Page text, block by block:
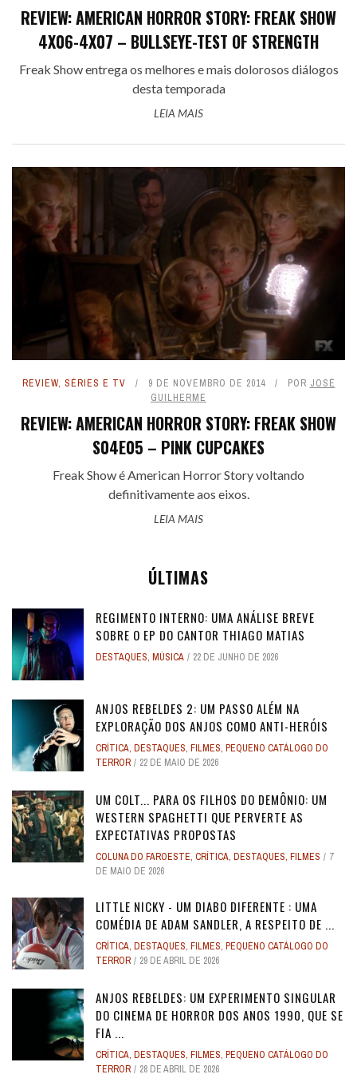
REVIEW: AMERICAN HORROR STORY: FREAK SHOW
4X06-4X07 – BULLSEYE-TEST OF STRENGTH
Freak Show entrega os melhores e mais dolorosos diálogos
desta temporada
LEIA MAIS
REVIEW, SÉRIES E TV 9 DE NOVEMBRO DE 2014 POR JOSÉ
GUILHERME
REVIEW: AMERICAN HORROR STORY: FREAK SHOW
S04E05 – PINK CUPCAKES
Freak Show é American Horror Story voltando
definitivamente aos eixos.
LEIA MAIS
ÚLTIMAS
REGIMENTO INTERNO: UMA ANÁLISE BREVE
SOBRE O EP DO CANTOR THIAGO MATIAS
DESTAQUES, MÚSICA 22 DE JUNHO DE 2026
ANJOS REBELDES 2: UM PASSO ALÉM NA
EXPLORAÇÃO DOS ANJOS COMO ANTI-HERÓIS
CRÍTICA, DESTAQUES, FILMES, PEQUENO CATÁLOGO DO
TERROR
22 DE MAIO DE 2026
UM COLT... PARA OS FILHOS DO DEMÔNIO: UM
WESTERN SPAGHETTI QUE PERVERTE AS
EXPECTATIVAS PROPOSTAS
COLUNA DO FAROESTE, CRÍTICA, DESTAQUES, FILMES
7
DE MAIO DE 2026
LITTLE NICKY - UM DIABO DIFERENTE : UMA
COMÉDIA DE ADAM SANDLER, A RESPEITO DE ...
CRÍTICA, DESTAQUES, FILMES, PEQUENO CATÁLOGO DO
TERROR
29 DE ABRIL DE 2026
ANJOS REBELDES: UM EXPERIMENTO SINGULAR
DO CINEMA DE HORROR DOS ANOS 1990, QUE SE
FIA ...
CRÍTICA, DESTAQUES, FILMES, PEQUENO CATÁLOGO DO
TERROR
28 DE ABRIL DE 2026